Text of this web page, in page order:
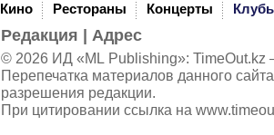
Кино Рестораны Концерты
Редакция Адрес
© 2026 ИД «ML Publishing»: TimeOut.kz
Перепечатка материалов данного
разрешения редакции.
При цитировании ссылка на